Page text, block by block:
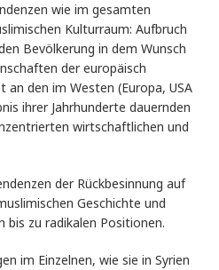
wie im gesamten
Kulturraum: Aufbruch
Bevölkerung in dem Wunsch
der europäisch
den im Westen (Europa, USA
ihrer Jahrhunderte dauernden
wirtschaftlichen und
der Rückbesinnung auf
Geschichte und
zu radikalen Positionen.
im Einzelnen, wie sie in Syrien